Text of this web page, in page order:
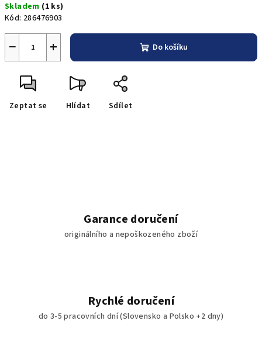
cena:
Skladem (1 ks)
Kód: 286476903
+
− Do košíku
Zeptat se Hlídat Sdílet
Garance doručení
originálního a nepoškozeného zboží
Rychlé doručení
do 3-5 pracovních dní (Slovensko a Polsko +2 dny)